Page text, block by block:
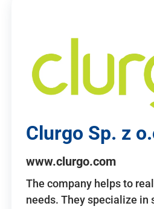
Clurgo Sp. z
www.clurgo.com
The company helps to
needs. They specialize in